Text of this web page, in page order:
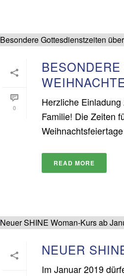
0
Herzliche
Familie! Die Zeiten
READ MORE
NEUER
Im Januar 2019